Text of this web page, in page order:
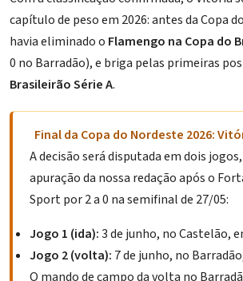
capítulo de peso em 2026: antes da Copa
havia eliminado o Flamengo na Copa do
0 no Barradão), e briga pelas primeiras
Brasileirão Série A.
Final da Copa do Nordeste 2026:
A decisão será disputada em dois
apuração da nossa redação após o
Sport por 2 a 0 na semifinal de 27/05:
Jogo 1 (ida):3 de junho, no Castelão,
Jogo 2 (volta): 7 de junho, no
O mando de campo da volta no